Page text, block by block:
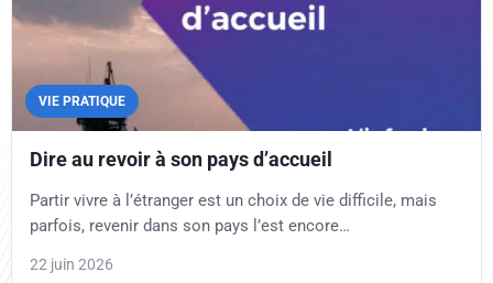
VIE PRATIQUE
Dire au revoir à son pays d’accueil
Partir vivre à l’étranger est un choix de vie difficile, mais
parfois, revenir dans son pays l’est encore…
22 juin 2026